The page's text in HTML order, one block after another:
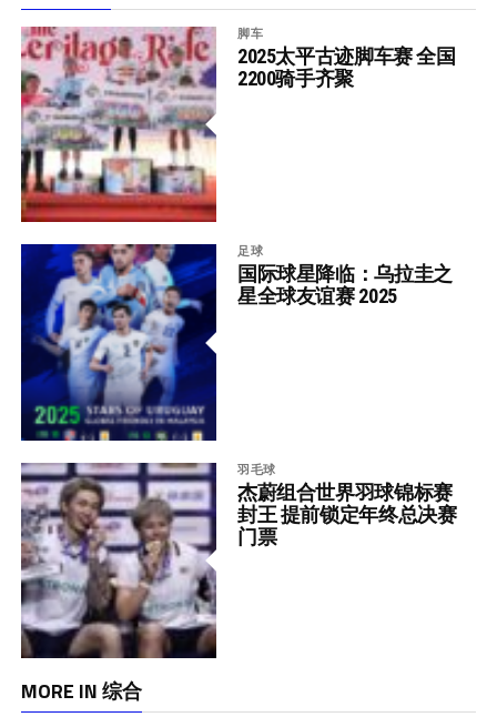
脚车
2025太平古迹脚车赛 全国
2200骑手齐聚
足球
国际球星降临：乌拉圭之
星全球友谊赛 2025
羽毛球
杰蔚组合世界羽球锦标赛
封王 提前锁定年终总决赛
门票
MORE IN 综合